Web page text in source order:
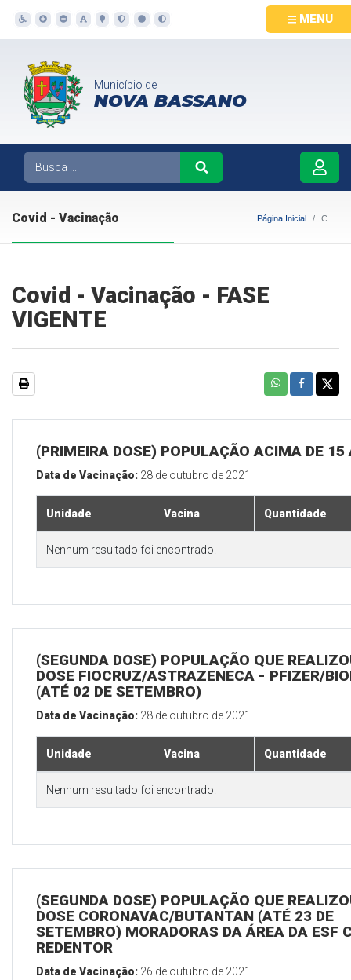
MENU
Município de
NOVA BASSANO
Covid - Vacinação Página Inicial Covid - Vacinação
Covid - Vacinação - FASE
VIGENTE
(PRIMEIRA DOSE) POPULAÇÃO ACIMA DE 15
Data de Vacinação: 28 de outubro de 2021
Unidade Vacina Quantidade
Nenhum resultado foi encontrado.
(SEGUNDA DOSE) POPULAÇÃO QUE
DOSE FIOCRUZ/ASTRAZENECA - PFIZER/
(ATÉ 02 DE SETEMBRO)
Data de Vacinação: 28 de outubro de 2021
Unidade Vacina Quantidade
Nenhum resultado foi encontrado.
(SEGUNDA DOSE) POPULAÇÃO QUE
DOSE CORONAVAC/BUTANTAN (ATÉ 23 DE
SETEMBRO) MORADORAS DA ÁREA DA ESF
REDENTOR
Data de Vacinação: 26 de outubro de 2021